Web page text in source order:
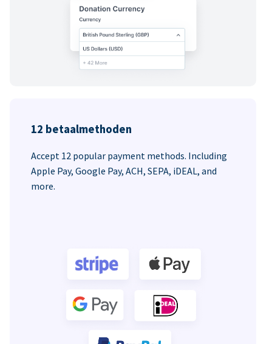
12 betaalmethoden
Accept 12 popular payment methods. Including
Apple Pay, Google Pay, ACH, SEPA, iDEAL, and
more.